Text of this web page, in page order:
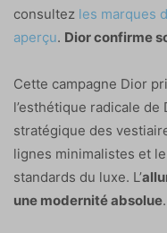
consultez les marques
aperçu. Dior confirme
Cette campagne Dior
l’esthétique radicale de
stratégique des
lignes minimalistes et
standards du luxe. L’
une modernité absolue.